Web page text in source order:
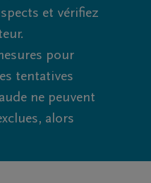
et vérifiez
pour
tentatives
ne peuvent
alors